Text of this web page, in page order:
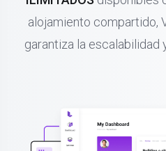
alojamiento compartido,
garantiza la escalabilidad